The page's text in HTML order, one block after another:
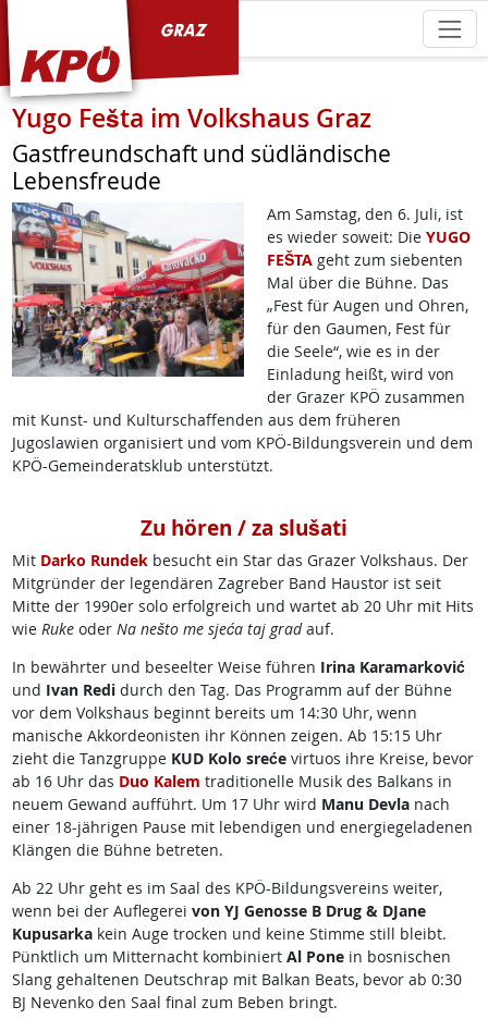
Yugo Fešta im Volkshaus Graz
Gastfreundschaft und südländische
Lebensfreude
Am Samstag, den 6. Juli, ist
es wieder soweit: Die YUGO
FEŠTA geht zum siebenten
Mal über die Bühne. Das
„Fest für Augen und Ohren,
für den Gaumen, Fest für
die Seele“, wie es in der
Einladung heißt, wird von
der Grazer KPÖ zusammen
mit Kunst- und Kulturschaffenden aus dem früheren
Jugoslawien organisiert und vom KPÖ-Bildungsverein und dem
KPÖ-Gemeinderatsklub unterstützt.
Zu hören / za slušati
Mit Darko Rundekbesucht ein Star das Grazer Volkshaus. Der
Mitgründer der legendären Zagreber Band Haustor ist seit
Mitte der 1990er solo erfolgreich und wartet ab 20 Uhr mit Hits
wie Rukeoder Na nešto me sjeća taj gradauf.
In bewährter und beseelter Weise führen Irina Karamarković
und Ivan Redidurch den Tag. Das Programm auf der Bühne
vor dem Volkshaus beginnt bereits um 14:30 Uhr, wenn
manische Akkordeonisten ihr Können zeigen. Ab 15:15 Uhr
zieht die Tanzgruppe KUD Kolo srećevirtuos ihre Kreise, bevor
ab 16 Uhr das Duo Kalem traditionelle Musik des Balkans in
neuem Gewand aufführt. Um 17 Uhr wird Manu Devlanach
einer 18-jährigen Pause mit lebendigen und energiegeladenen
Klängen die Bühne betreten.
Ab 22 Uhr geht es im Saal des KPÖ-Bildungsvereins weiter,
wenn bei der Auflegerei von YJ Genosse B Drug & DJane
Kupusarkakein Auge trocken und keine Stimme still bleibt.
Pünktlich um Mitternacht kombiniert Al Ponein bosnischen
Slang gehaltenen Deutschrap mit Balkan Beats, bevor ab 0:30
BJ Nevenko den Saal final zum Beben bringt.